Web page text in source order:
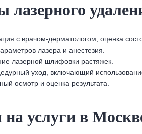
лазерного
с врачом-дерматологом, оценка
лазера и анестезия.
лазерной шлифовки растяжек.
уход, включающий
осмотр и оценка результата.
услуги в